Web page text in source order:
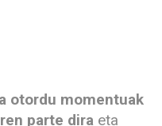
otordu momentuak
parte diraeta